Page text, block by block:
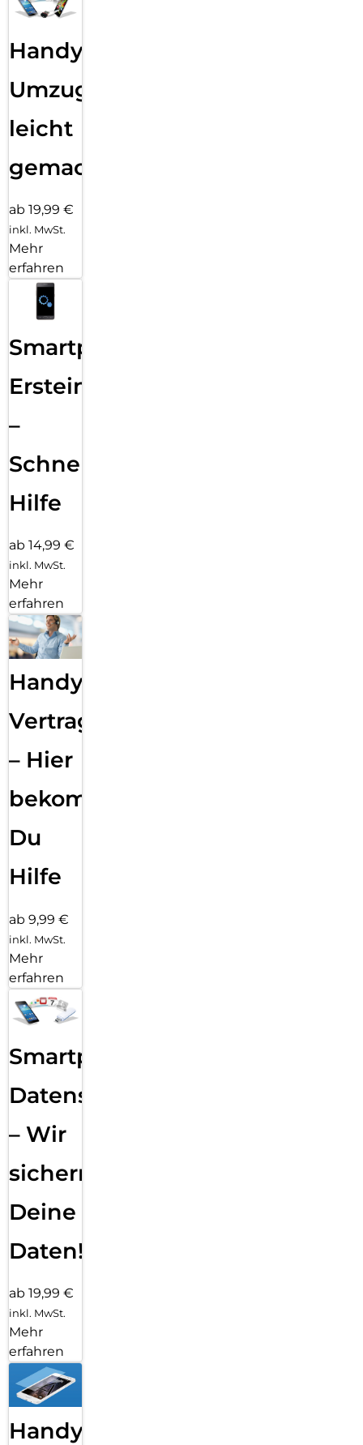
Handy
Umzug
leicht
gemacht!
ab 19,99 €
inkl. MwSt.
Mehr
erfahren
Smartphone
Ersteinrichtung
–
Schnelle
Hilfe
ab 14,99 €
inkl. MwSt.
Mehr
erfahren
Handy
Vertragsabwicklung
– Hier
bekommst
Du
Hilfe
ab 9,99 €
inkl. MwSt.
Mehr
erfahren
Smartphone
Datensicherung
– Wir
sichern
Deine
Daten!
ab 19,99 €
inkl. MwSt.
Mehr
erfahren
Handy